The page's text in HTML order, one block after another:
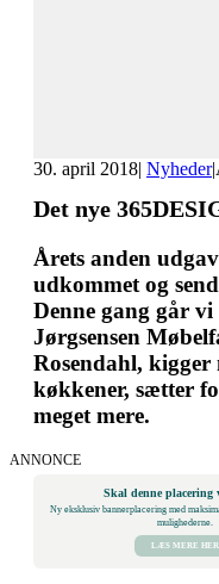
30. april 2018| Nyheder|
Det nye
Årets anden
udkommet og
Denne gang går
Jørgsensen
Rosendahl,
køkkener, sætter
meget mere.
ANNONCE
Skal denne placering
Ny eksklusiv bannerplacering med
mulighederne.
LÆS MERE HER